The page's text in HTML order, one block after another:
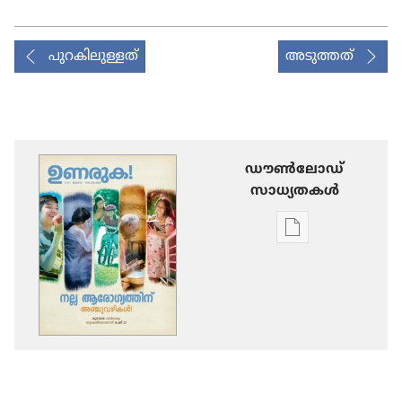
പുറകിലുള്ളത് അടുത്തത്
ഡൗണ്‍ലോഡ്
സാധ്യതകള്‍